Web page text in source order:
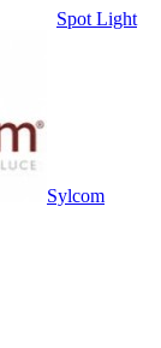
Spot Light
Sylcom